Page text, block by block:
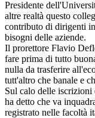
Presidente
altre realtà questo
contributo di dirigenti
bisogni delle aziende.
Il prorettore Flavio
fare prima di tutto
nulla da trasferire
tutt'altro che banale e
Sul calo delle
ha detto che va
registrato nelle facoltà